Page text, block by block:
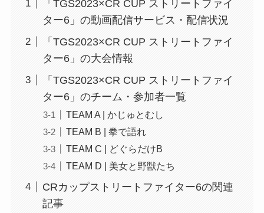
「TGS2023×CR CUP ストリートファイ
ター6」の動画配信サービス・配信状況
「TGS2023×CR CUP ストリートファイ
ター6」の大会情報
「TGS2023×CR CUP ストリートファイ
ター6」のチーム・参加者一覧
TEAM A | かじゅとむし
TEAM B | 拳で語れ
TEAM C | どぐらだけB
TEAM D | 美女と野獣たち
CRカップストリートファイター6の関連
記事